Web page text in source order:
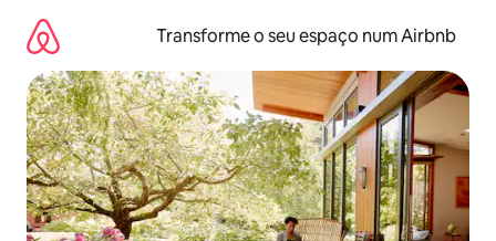
para
conteúdo
Transforme o seu espaço num Airbnb